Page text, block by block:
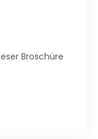
Broschüre